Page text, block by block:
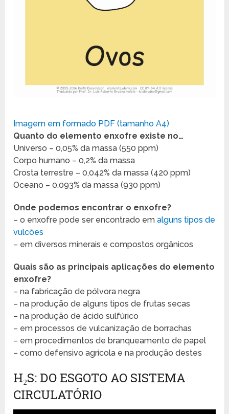
Imagem em formado PDF (tamanho A4)
Quanto do elemento enxofre existe no…
Universo – 0,05% da massa (550 ppm)
Corpo humano – 0,2% da massa
Crosta terrestre – 0,042% da massa (420 ppm)
Oceano – 0,093% da massa (930 ppm)
Onde podemos encontrar o enxofre?
– o enxofre pode ser encontrado emalguns tipos de
vulcões
– em diversos minerais e compostos orgânicos
Quais são as principais aplicações do elemento
enxofre?
– na fabricação de pólvora negra
– na produção de alguns tipos de frutas secas
– na produção de ácido sulfúrico
– em processos de vulcanização de borrachas
– em procedimentos de branqueamento de papel
– como defensivo agrícola e na produção destes
H₂S: DO ESGOTO AO SISTEMA
CIRCULATÓRIO